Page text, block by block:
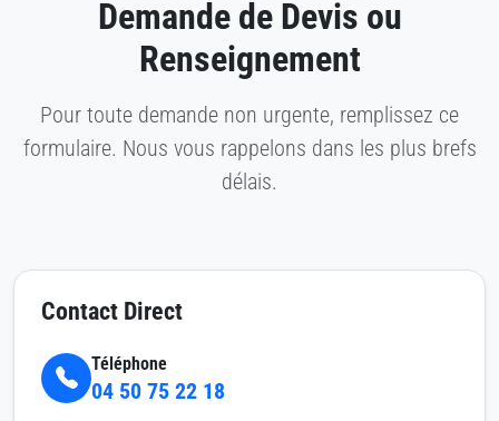
Demande de Devis ou
Renseignement
Pour toute demande non urgente, remplissez ce
formulaire. Nous vous rappelons dans les plus brefs
délais.
Contact Direct
Téléphone
04 50 75 22 18